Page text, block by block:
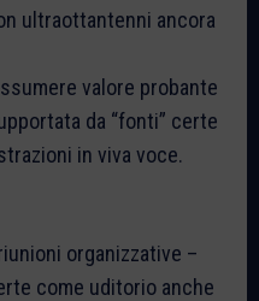
ultraottantenni ancora
valore probante
da “fonti” certe
in viva voce.
organizzative –
come uditorio anche